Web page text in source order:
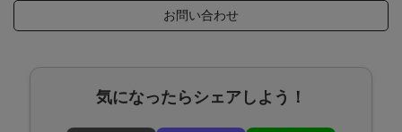
お問い合わせ
気になったらシェアしよう！